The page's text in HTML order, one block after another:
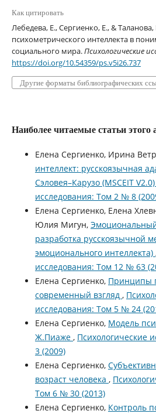
Как цитировать
Лебедева, Е., Сергиенко, Е., &
психометрического интеллекта в
социального мира.Психологические
https://doi.org/10.54359/ps.v5i26.737
Другие форматы библиографических
Наиболее читаемые статьи этого
Елена Сергиенко, Ирина
интеллект: русскоязычная
Сэловея–Карузо (MSCEIT V2.0)
исследования: Том 2 № 8
Елена Сергиенко, Елена
Юлия Мигун,
разработка русскоязычной
эмоционального интеллекта)
исследования: Том 12 № 63
Елена Сергиенко, Принципы
современный взгляд ,
исследования: Том 5 № 24
Елена Сергиенко, Модель
Ж.Пиаже , Психологические
3 (2009)
Елена Сергиенко,
возраст человека ,
Том 6 № 30 (2013)
Елена Сергиенко, Контроль